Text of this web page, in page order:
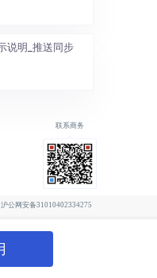
说明_推送同步
联系商务
沪公网安备31010402334275